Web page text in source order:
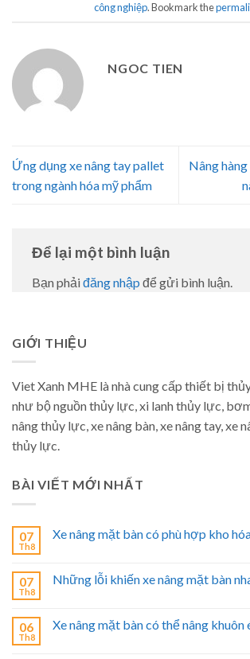
công nghiệp. Bookmark the
NGOC TIEN
Ứng dụng xe nâng tay pallet
trong ngành hóa mỹ phẩm
Nâng
Để lại một bình luận
Bạn phải đăng nhập để gửi bình luận.
GIỚI THIỆU
Viet Xanh MHE là nhà cung cấp thiết bị
như bộ nguồn thủy lực, xi lanh thủy lực,
nâng thủy lực, xe nâng bàn, xe nâng tay, xe
thủy lực.
BÀI VIẾT MỚI NHẤT
07
Th8
Xe nâng mặt bàn có phù hợp kho
07
Th8
Những lỗi khiến xe nâng mặt bàn
06
Th8
Xe nâng mặt bàn có thể nâng khuôn